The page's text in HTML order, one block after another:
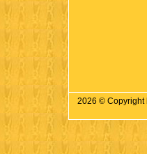
2026 © Copyright